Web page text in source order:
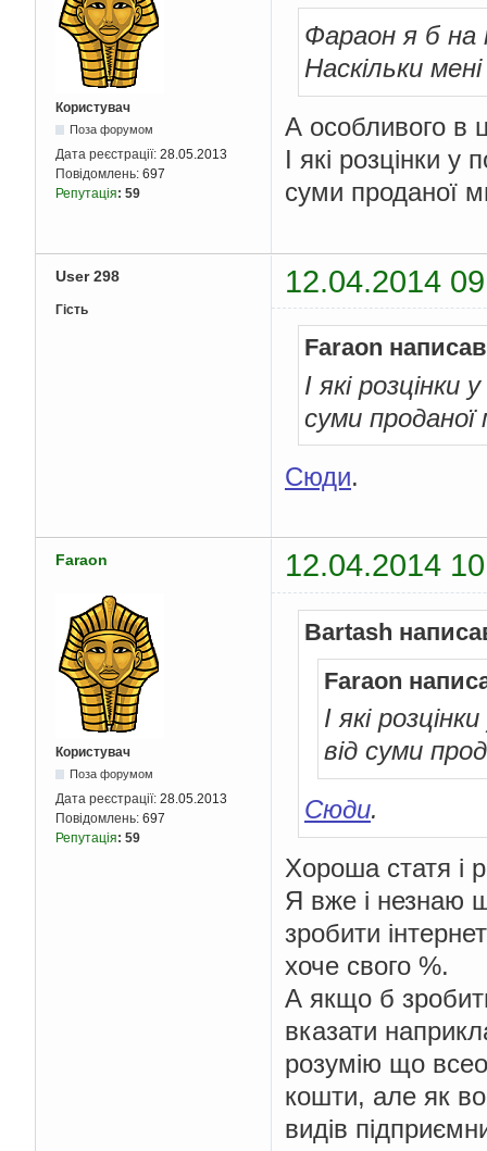
Користувач
Поза форумом
Дата реєстрації: 28.05.2013
Повідомлень: 697
Репутація: 59
Фараон я б на
Наскільки
А особливого в
І які розцінки у
суми проданої
User 298 12.04.2014
Гість
Faraon
І які
суми проданої
Сюди.
Faraon 12.04.2014
Користувач
Поза форумом
Дата реєстрації: 28.05.2013
Повідомлень: 697
Репутація: 59
Bartash
Faraon
І які
від суми
Сюди.
Хороша статя і
Я вже і незнаю
зробити
хоче свого %.
А якщо б
вказати
розумію що
кошти, але як
видів